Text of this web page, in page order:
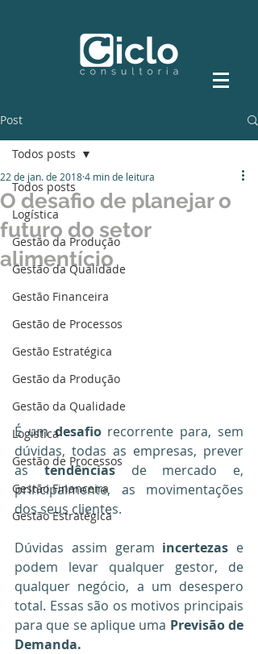
Post
Todos posts
Logística
Gestão da Produção
Gestão da Qualidade
Gestão Financeira
Gestão de Processos
Gestão Estratégica
Gestão da Produção
Gestão da Qualidade
Logística
Gestão de Processos
Gestão Financeira
Gestão Estratégica
Todos posts
O desafio de planejar o
futuro do setor
alimentício
22 de jan. de 20184 min de leitura
É um desafio recorrente para, sem
dúvidas, todas as empresas, prever
as tendências de mercado e,
principalmente, as movimentações
dos seus clientes.
Dúvidas assim geram incertezas e
podem levar qualquer gestor, de
qualquer negócio, a um desespero
total. Essas são os motivos principais
para que se aplique uma Previsão de
Demanda.